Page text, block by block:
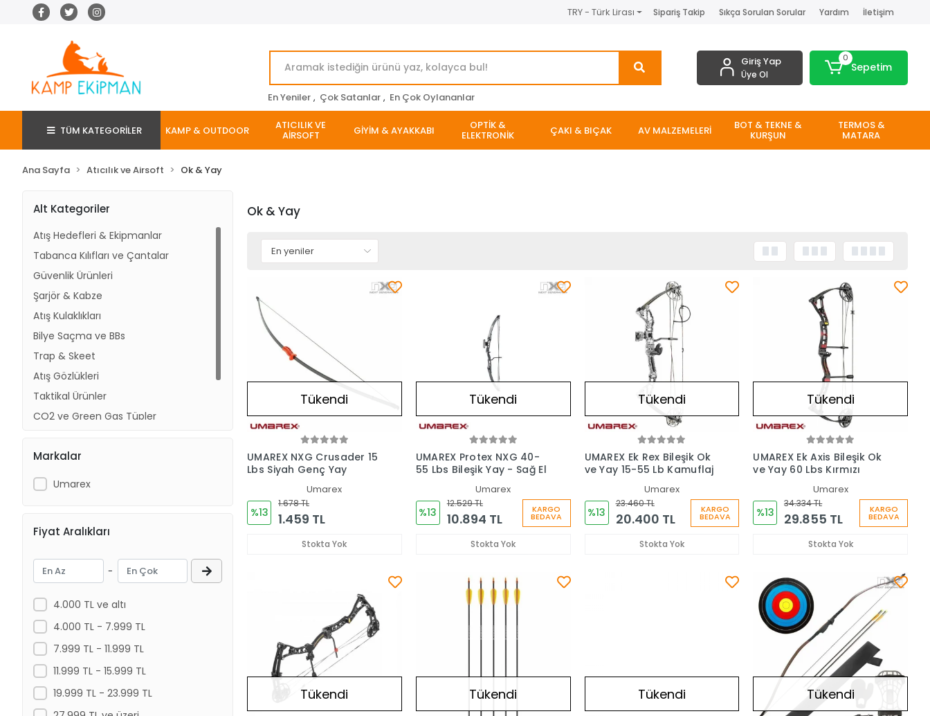
TRY - Türk Lirası Sipariş Takip Sıkça Sorulan Sorular Yardım İletişim
En Yeniler , Çok Satanlar , En Çok Oylananlar
Giriş Yap
Üye Ol
0
Sepetim
TÜM KATEGORİLER KAMP & OUTDOOR ATICILIK VE
AİRSOFT GİYİM & AYAKKABI OPTİK &
ELEKTRONİK ÇAKI & BIÇAK AV MALZEMELERİ BOT & TEKNE &
KURŞUN
TERMOS &
MATARA
Ana Sayfa Atıcılık ve Airsoft Ok & Yay
Alt Kategoriler
Atış Hedefleri & Ekipmanlar
Tabanca Kılıfları ve Çantalar
Güvenlik Ürünleri
Şarjör & Kabze
Atış Kulaklıkları
Bilye Saçma ve BBs
Trap & Skeet
Atış Gözlükleri
Taktikal Ürünler
CO2 ve Green Gas Tüpler
Atıcılık Aksesuarları
Markalar
Umarex
Fiyat Aralıkları
-
4.000 TL ve altı
4.000 TL - 7.999 TL
7.999 TL - 11.999 TL
11.999 TL - 15.999 TL
19.999 TL - 23.999 TL
Ok & Yay
Tükendi
UMAREX NXG Crusader 15
Lbs Siyah Genç Yay
Umarex
%13
1.678 TL
1.459 TL
Stokta Yok
Tükendi
UMAREX Protex NXG 40-
55 Lbs Bileşik Yay - Sağ El
Umarex
%13
12.529 TL
10.894 TL
KARGO
BEDAVA
Stokta Yok
Tükendi
UMAREX Ek Rex Bileşik Ok
ve Yay 15-55 Lb Kamuflaj
Umarex
%13
23.460 TL
20.400 TL
KARGO
BEDAVA
Stokta Yok
Tükendi
UMAREX Ek Axis Bileşik Ok
ve Yay 60 Lbs Kırmızı
Umarex
%13
34.334 TL
29.855 TL
KARGO
BEDAVA
Stokta Yok
Tükendi Tükendi Tükendi Tükendi